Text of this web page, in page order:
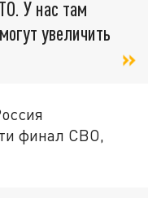
У нас там
увеличить
финал СВО,